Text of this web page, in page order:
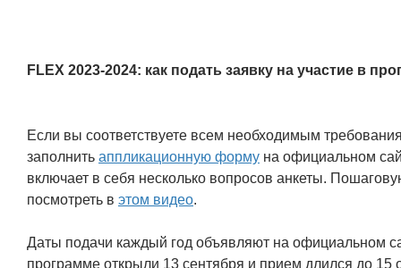
FLEX 2023-2024: как подать заявку на участие в
Если вы соответствуете всем необходимым
заполнить аппликационную форму на официальном
включает в себя несколько вопросов анкеты.
посмотреть в этом видео.
Даты подачи каждый год объявляют на официальном
программе открыли 13 сентября и прием длился до 15